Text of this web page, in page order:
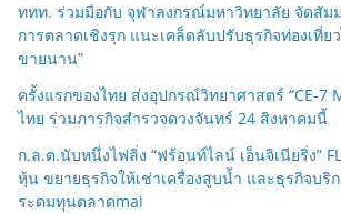
ททท. ร่วมมือกับ จุฬาลงกรณ์มหาวิทยาลัย จัดสัม
การตลาดเชิงรุก แนะเคล็ดลับปรับธุรกิจท่องเที่ย
ขายนาน”
ครั้งแรกของไทย ส่งอุปกรณ์วิทยาศาสตร์ “CE-7
ไทย ร่วมภารกิจสำรวจดวงจันทร์ 24 สิงหาคมนี้
ก.ล.ต.นับหนึ่งไฟลิ่ง “ฟร้อนท์ไลน์ เอ็นจิเนียริ่ง”
หุ้น ขยายธุรกิจให้เช่าเครื่องสูบน้ำ และธุรกิจบริ
ระดมทุนตลาดmai